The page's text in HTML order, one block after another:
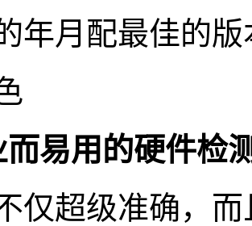
年月配最佳的
而易用的硬件检
仅超级准确，